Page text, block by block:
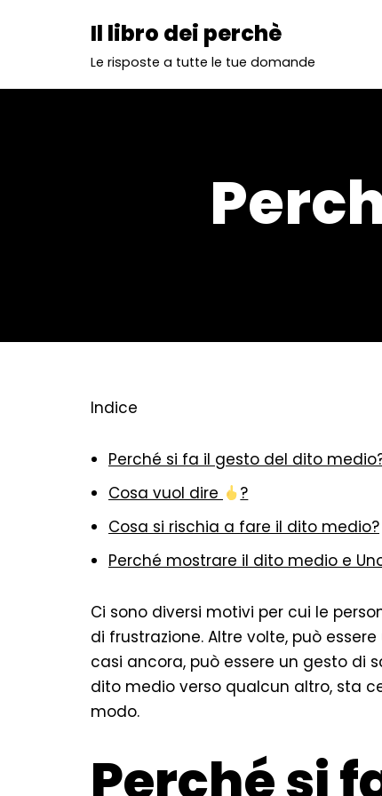
Il libro dei perchè
Le risposte a tutte le tue domande
Indice
Perché si fa il gesto del dito
Cosa vuol dire
?
Cosa si rischia a fare il dito medio?
Perché mostrare il dito medio e
Ci sono diversi motivi per cui le
di frustrazione. Altre volte, può
casi ancora, può essere un gesto di
dito medio verso qualcun altro, sta
modo.
Perché si